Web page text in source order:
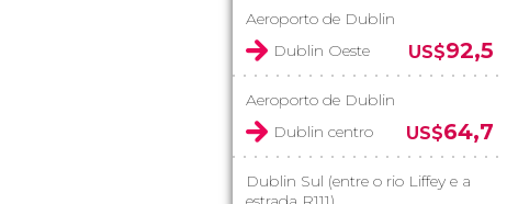
Aeroporto de Dublin
Dublin Oeste
US$92,5
Aeroporto de Dublin
Dublin centro
US$64,7
Dublin Sul (entre o rio Liffey e a